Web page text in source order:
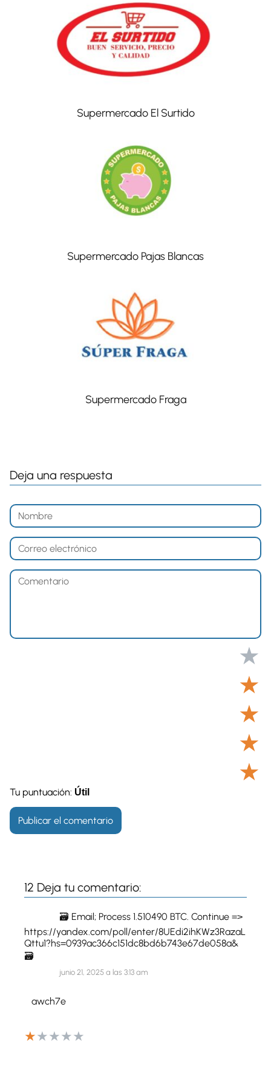
Supermercado El Surtido
Supermercado Pajas Blancas
Supermercado Fraga
12 Deja tu comentario:
🗃 Email; Process 1.510490 BTC. Continue =>
https://yandex.com/poll/enter/8UEdi2ihKWz3RazaL
Qttu1?hs=0939ac366c151dc8bd6b743e67de058a&
🗃
junio 21, 2025 a las 3:13 am
awch7e
★★★★★
Deja una respuesta
★
★
★
★
★
Tu puntuación: Útil